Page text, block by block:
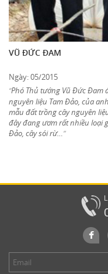
VŨ ĐỨC ĐAM
Ngày: 05/2015
“Phó Thủ tướng Vũ Đức Đam
nguyên liệu Tam Đảo, của
mẫu đất trồng cây nguyên
đây đang ươm rất nhiều loại
Đảo, cây sói rừ… ”